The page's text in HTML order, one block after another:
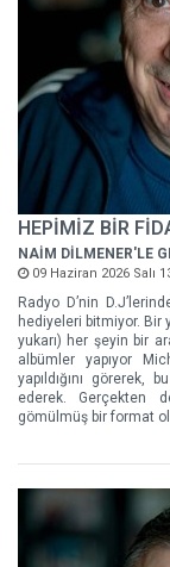
HEPİMİZ BİR
NAİM DİLMENER'LE
09 Haziran 2026 Salı
Radyo D’nin
hediyeleri bitmiyor. Bir
yukarı) her şeyin bir
albümler yapıyor
yapıldığını
ederek. Gerçekten
gömülmüş bir format